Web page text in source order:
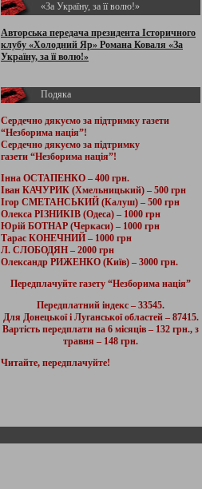
«За Україну, за її волю!»
Авторська передача президента Історичного
клубу «Холодний Яр» Романа Коваля «За
Україну, за її волю!»
Подяка
Сердечно дякуємо за підтримку газети
“Незборима нація”!
Сердечно дякуємо за підтримку
газети “Незборима нація”!
Інна ОСТАПЕНКО – 400 грн.
Іван КАЧУРИК (Хмельницький) – 500 грн
Ігор СМЕТАНСЬКИЙ (Калуш) – 500 грн
Олекса РІЗНИКІВ (Одеса) – 1000 грн
Юрій БОТНАР (Черкаси) – 1000 грн
Тарас КОНЕЧНИЙ – 1000 грн
Л. СЛОБОДЯН – 2000 грн
Олександр РИЖЕНКО (Київ) – 3000 грн.
Передплачуйте газету “Незборима нація”
Передплатний індекс – 33545.
Для Донецької і Луганської областей – 87415.
Вартість передплати на 6 місяців – 132 грн., з
травня – 148 грн.
Читайте, передплачуйте!